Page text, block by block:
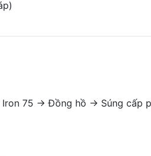
75 → Đồng hồ → Súng cấp